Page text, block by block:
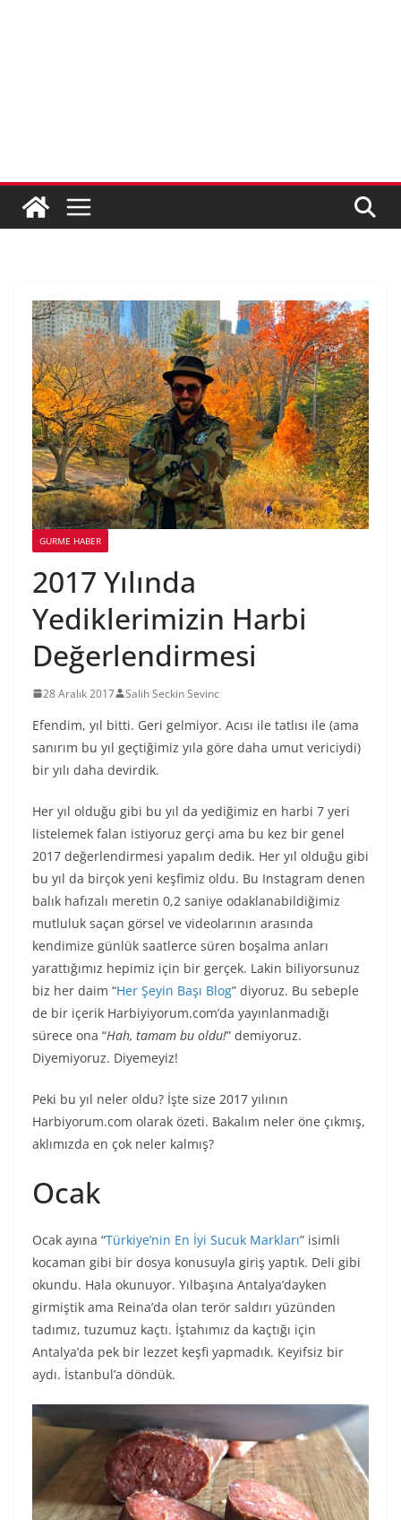
GURME HABER
2017 Yılında
Yediklerimizin Harbi
Değerlendirmesi
28 Aralık 2017 Salih Seckin Sevinc
Efendim, yıl bitti. Geri gelmiyor. Acısı ile tatlısı ile (ama
sanırım bu yıl geçtiğimiz yıla göre daha umut vericiydi)
bir yılı daha devirdik.
Her yıl olduğu gibi bu yıl da yediğimiz en harbi 7 yeri
listelemek falan istiyoruz gerçi ama bu kez bir genel
2017 değerlendirmesi yapalım dedik. Her yıl olduğu gibi
bu yıl da birçok yeni keşfimiz oldu. Bu Instagram denen
balık hafızalı meretin 0,2 saniye odaklanabildiğimiz
mutluluk saçan görsel ve videolarının arasında
kendimize günlük saatlerce süren boşalma anları
yarattığımız hepimiz için bir gerçek. Lakin biliyorsunuz
biz her daim “Her Şeyin Başı Blog” diyoruz. Bu sebeple
de bir içerik Harbiyiyorum.com’da yayınlanmadığı
sürece ona “Hah, tamam bu oldu!” demiyoruz.
Diyemiyoruz. Diyemeyiz!
Peki bu yıl neler oldu? İşte size 2017 yılının
Harbiyorum.com olarak özeti. Bakalım neler öne çıkmış,
aklımızda en çok neler kalmış?
Ocak
Ocak ayına “Türkiye’nin En İyi Sucuk Markları” isimli
kocaman gibi bir dosya konusuyla giriş yaptık. Deli gibi
okundu. Hala okunuyor. Yılbaşına Antalya’dayken
girmiştik ama Reina’da olan terör saldırı yüzünden
tadımız, tuzumuz kaçtı. İştahımız da kaçtığı için
Antalya’da pek bir lezzet keşfi yapmadık. Keyifsiz bir
aydı. İstanbul’a döndük.